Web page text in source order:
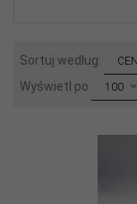
Sortuj według: sort
Wyświetl po pop100